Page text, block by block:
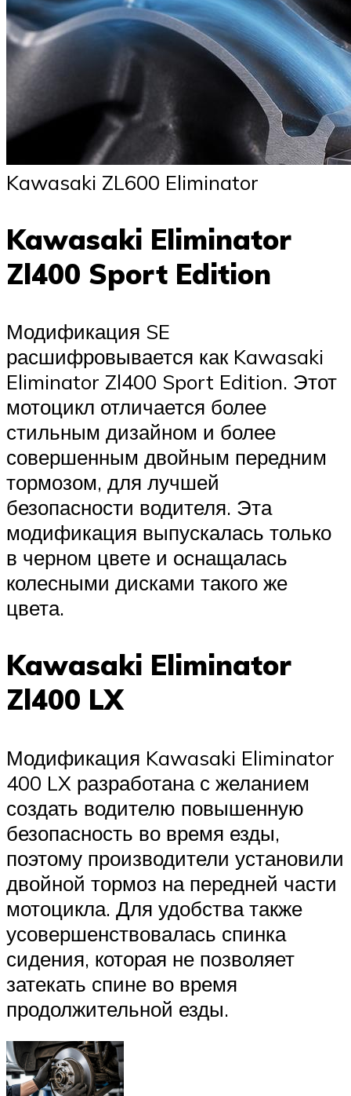
Kawasaki ZL600 Eliminator
Kawasaki Eliminator
Zl400 Sport Edition
Модификация SE
расшифровывается как Kawasaki
Eliminator Zl400 Sport Edition. Этот
мотоцикл отличается более
стильным дизайном и более
совершенным двойным передним
тормозом, для лучшей
безопасности водителя. Эта
модификация выпускалась только
в черном цвете и оснащалась
колесными дисками такого же
цвета.
Kawasaki Eliminator
Zl400 LX
Модификация Kawasaki Eliminator
400 LX разработана с желанием
создать водителю повышенную
безопасность во время езды,
поэтому производители установили
двойной тормоз на передней части
мотоцикла. Для удобства также
усовершенствовалась спинка
сидения, которая не позволяет
затекать спине во время
продолжительной езды.